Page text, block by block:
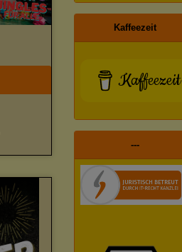
Kaffeezeit
Kaffeezeit
---